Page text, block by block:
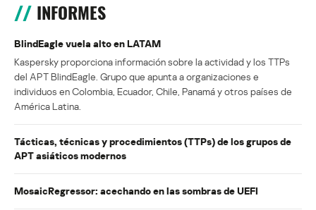
INFORMES
BlindEagle vuela alto en LATAM
Kaspersky proporciona información sobre la actividad y los TTPs
del APT BlindEagle. Grupo que apunta a organizaciones e
individuos en Colombia, Ecuador, Chile, Panamá y otros países de
América Latina.
Tácticas, técnicas y procedimientos (TTPs) de los grupos de
APT asiáticos modernos
MosaicRegressor: acechando en las sombras de UEFI